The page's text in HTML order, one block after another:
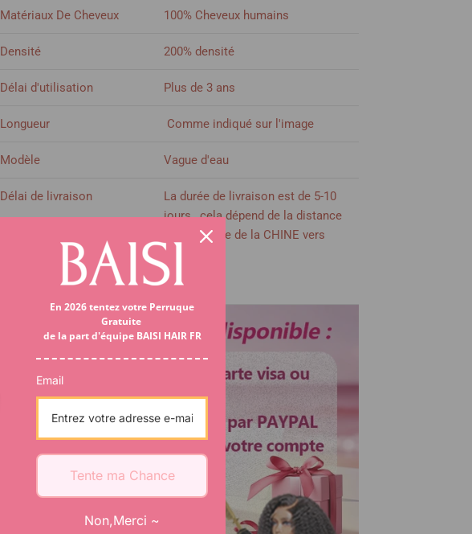
Matériaux De Cheveux 100% Cheveux humains
Densité 200% densité
Délai d'utilisation Plus de 3 ans
Longueur Comme indiqué sur l'image
Modèle Vague d'eau
Délai de livraison
La durée de livraison est de 5-10
jours , cela dépend de la distance
et la transite de la CHINE vers
votre PAYS.
Machine
Couleur de cheveux Comme indiqué sur l'image
Colorable ou décolorable Oui
Bandes Ajustable
Voir plus
En 2026 tentez votre Perruque
Gratuite
de la part d'équipe BAISI HAIR FR
Email
Tente ma Chance
Non,Merci ~